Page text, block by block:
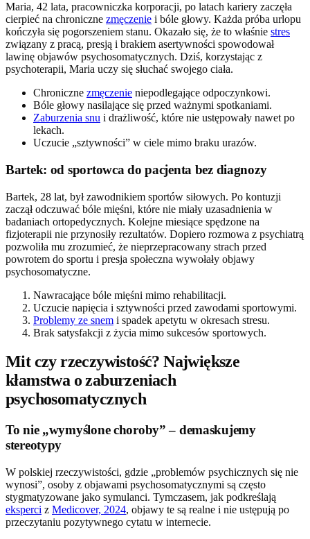
Maria, 42 lata, pracowniczka korporacji, po latach kariery zaczęła
cierpieć na chroniczne zmęczenie i bóle głowy. Każda próba urlopu
kończyła się pogorszeniem stanu. Okazało się, że to właśnie stres
związany z pracą, presją i brakiem asertywności spowodował
lawinę objawów psychosomatycznych. Dziś, korzystając z
psychoterapii, Maria uczy się słuchać swojego ciała.
Chroniczne zmęczenie niepodlegające odpoczynkowi.
Bóle głowy nasilające się przed ważnymi spotkaniami.
Zaburzenia snu i drażliwość, które nie ustępowały nawet po
lekach.
Uczucie „sztywności” w ciele mimo braku urazów.
Bartek: od sportowca do pacjenta bez diagnozy
Bartek, 28 lat, był zawodnikiem sportów siłowych. Po kontuzji
zaczął odczuwać bóle mięśni, które nie miały uzasadnienia w
badaniach ortopedycznych. Kolejne miesiące spędzone na
fizjoterapii nie przynosiły rezultatów. Dopiero rozmowa z psychiatrą
pozwoliła mu zrozumieć, że nieprzepracowany strach przed
powrotem do sportu i presja społeczna wywołały objawy
psychosomatyczne.
Nawracające bóle mięśni mimo rehabilitacji.
Uczucie napięcia i sztywności przed zawodami sportowymi.
Problemy ze snem i spadek apetytu w okresach stresu.
Brak satysfakcji z życia mimo sukcesów sportowych.
Mit czy rzeczywistość? Największe
kłamstwa o zaburzeniach
psychosomatycznych
To nie „wymyślone choroby” – demaskujemy
stereotypy
W polskiej rzeczywistości, gdzie „problemów psychicznych się nie
wynosi”, osoby z objawami psychosomatycznymi są często
stygmatyzowane jako symulanci. Tymczasem, jak podkreślają
eksperci z Medicover, 2024, objawy te są realne i nie ustępują po
przeczytaniu pozytywnego cytatu w internecie.